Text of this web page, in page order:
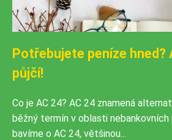
Potřebujete peníze hned?
půjčí!
Co je AC 24? AC 24 znamená
běžný termín v oblasti nebankovních
bavíme o AC 24, většinou...